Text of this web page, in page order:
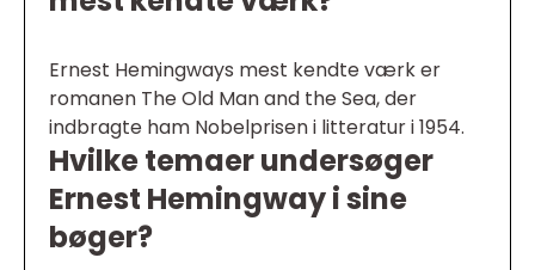
Ernest Hemingways mest kendte værk er
romanen The Old Man and the Sea, der
indbragte ham Nobelprisen i litteratur i 1954.
Hvilke temaer undersøger
Ernest Hemingway i sine
bøger?